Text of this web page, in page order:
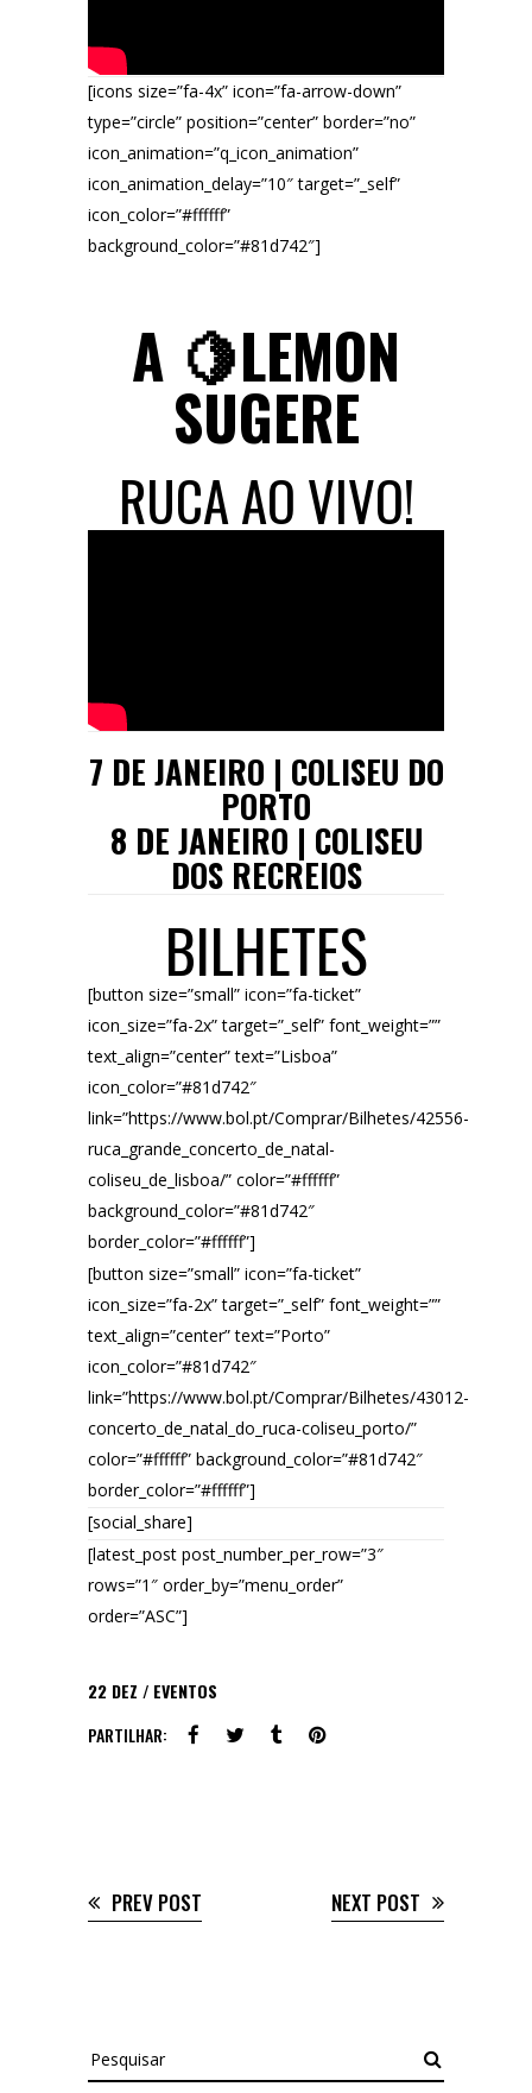
[icons size=”fa-4x” icon=”fa-arrow-down”
type=”circle” position=”center” border=”no”
icon_animation=”q_icon_animation”
icon_animation_delay=”10″ target=”_self”
icon_color=”#ffffff”
background_color=”#81d742″]
A 🍋LEMON
SUGERE
RUCA AO VIVO!
7 DE JANEIRO | COLISEU DO
PORTO
8 DE JANEIRO | COLISEU
DOS RECREIOS
BILHETES
[button size=”small” icon=”fa-ticket”
icon_size=”fa-2x” target=”_self” font_weight=””
text_align=”center” text=”Lisboa”
icon_color=”#81d742″
link=”https://www.bol.pt/Comprar/Bilhetes/42556-
ruca_grande_concerto_de_natal-
coliseu_de_lisboa/” color=”#ffffff”
background_color=”#81d742″
border_color=”#ffffff”]
[button size=”small” icon=”fa-ticket”
icon_size=”fa-2x” target=”_self” font_weight=””
text_align=”center” text=”Porto”
icon_color=”#81d742″
link=”https://www.bol.pt/Comprar/Bilhetes/43012-
concerto_de_natal_do_ruca-coliseu_porto/”
color=”#ffffff” background_color=”#81d742″
border_color=”#ffffff”]
[social_share]
[latest_post post_number_per_row=”3″
rows=”1″ order_by=”menu_order”
order=”ASC”]
22 DEZ
EVENTOS
PARTILHAR:
PREV POST NEXT POST
Pesquisar